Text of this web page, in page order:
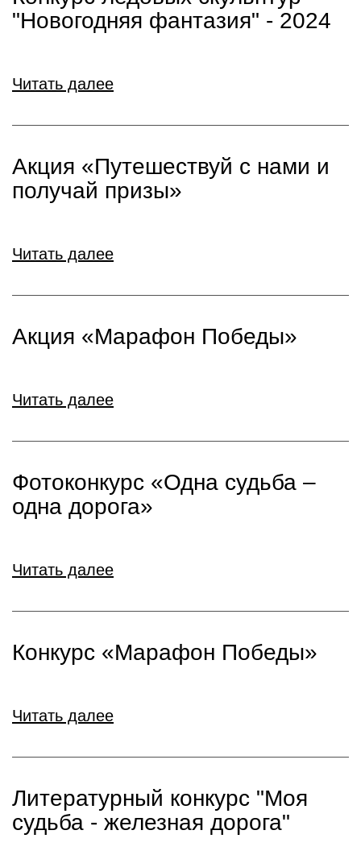
"Новогодняя фантазия" - 2024
Читать далее
Акция «Путешествуй с нами и
получай призы»
Читать далее
Акция «Марафон Победы»
Читать далее
Фотоконкурс «Одна судьба –
одна дорога»
Читать далее
Конкурс «Марафон Победы»
Читать далее
Литературный конкурс "Моя
судьба - железная дорога"